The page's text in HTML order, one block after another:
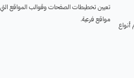
أنواع
تعيين تخطيطات الصفحات وقوالب المواقع
مواقع فرعية.